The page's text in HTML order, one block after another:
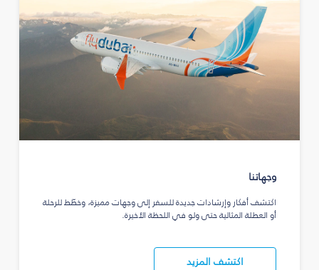
وجهاتنا
اكتشف أفكار وإرشادات جديدة للسفر إلى وجهات مميزة، وخطّط للرحلة
أو العطلة المثالية حتى ولو في اللحظة الأخيرة.
اكتشف المزيد